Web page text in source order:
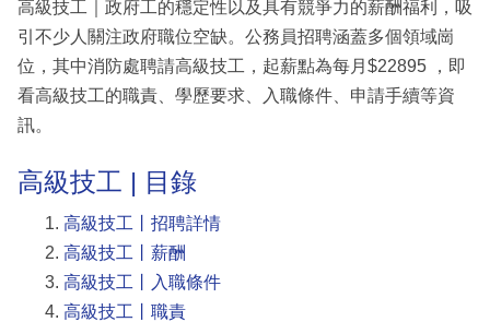
區
高級技工｜政府工的穩定性以及具有競爭力的薪酬福利，吸
引不少人關注政府職位空缺。公務員招聘涵蓋多個領域崗
位，其中消防處聘請高級技工，起薪點為每月$22895 ，即
看高級技工的職責、學歷要求、入職條件、申請手續等資
訊。
高級技工 | 目錄
高級技工丨招聘詳情
高級技工丨薪酬
高級技工丨入職條件
高級技工丨職責